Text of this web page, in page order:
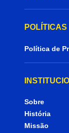
POLÍTICAS
Política de
Sobre
História
Missão